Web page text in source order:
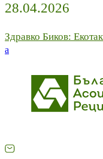
28.04.2026
Здравко Биков:
a